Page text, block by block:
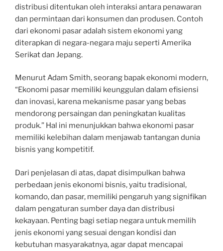
distribusi ditentukan oleh interaksi antara penawaran
dan permintaan dari konsumen dan produsen. Contoh
dari ekonomi pasar adalah sistem ekonomi yang
diterapkan di negara-negara maju seperti Amerika
Serikat dan Jepang.
Menurut Adam Smith, seorang bapak ekonomi modern,
“Ekonomi pasar memiliki keunggulan dalam efisiensi
dan inovasi, karena mekanisme pasar yang bebas
mendorong persaingan dan peningkatan kualitas
produk.” Hal ini menunjukkan bahwa ekonomi pasar
memiliki kelebihan dalam menjawab tantangan dunia
bisnis yang kompetitif.
Dari penjelasan di atas, dapat disimpulkan bahwa
perbedaan jenis ekonomi bisnis, yaitu tradisional,
komando, dan pasar, memiliki pengaruh yang signifikan
dalam pengaturan sumber daya dan distribusi
kekayaan. Penting bagi setiap negara untuk memilih
jenis ekonomi yang sesuai dengan kondisi dan
kebutuhan masyarakatnya, agar dapat mencapai